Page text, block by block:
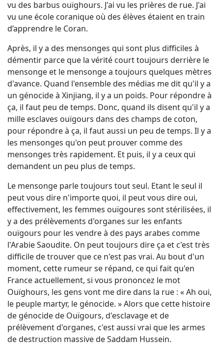
vu des barbus ouïghours. J'ai vu les prières de rue. J'ai
vu une école coranique où des élèves étaient en train
d’apprendre le Coran.
Après, il y a des mensonges qui sont plus difficiles à
démentir parce que la vérité court toujours derrière le
mensonge et le mensonge a toujours quelques mètres
d'avance. Quand l'ensemble des médias me dit qu'il y a
un génocide à Xinjiang, il y a un poids. Pour répondre à
ça, il faut peu de temps. Donc, quand ils disent qu'il y a
mille esclaves ouïgours dans des champs de coton,
pour répondre à ça, il faut aussi un peu de temps. Il y a
les mensonges qu'on peut prouver comme des
mensonges très rapidement. Et puis, il y a ceux qui
demandent un peu plus de temps.
Le mensonge parle toujours tout seul. Etant le seul il
peut vous dire n'importe quoi, il peut vous dire oui,
effectivement, les femmes ouïgoures sont stérilisées, il
y a des prélèvements d'organes sur les enfants
ouïgours pour les vendre à des pays arabes comme
l'Arabie Saoudite. On peut toujours dire ça et c'est très
difficile de trouver que ce n'est pas vrai. Au bout d'un
moment, cette rumeur se répand, ce qui fait qu'en
France actuellement, si vous prononcez le mot
Ouïghours, les gens vont me dire dans la rue : « Ah oui,
le peuple martyr, le génocide. » Alors que cette histoire
de génocide de Ouïgours, d'esclavage et de
prélèvement d'organes, c'est aussi vrai que les armes
de destruction massive de Saddam Hussein.